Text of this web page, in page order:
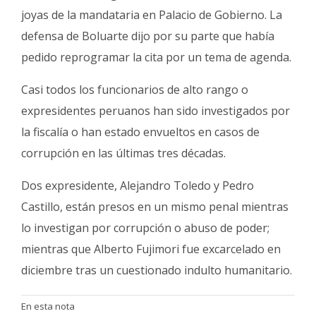
joyas de la mandataria en Palacio de Gobierno. La
defensa de Boluarte dijo por su parte que había
pedido reprogramar la cita por un tema de agenda.
Casi todos los funcionarios de alto rango o
expresidentes peruanos han sido investigados por
la fiscalía o han estado envueltos en casos de
corrupción en las últimas tres décadas.
Dos expresidente, Alejandro Toledo y Pedro
Castillo, están presos en un mismo penal mientras
lo investigan por corrupción o abuso de poder;
mientras que Alberto Fujimori fue excarcelado en
diciembre tras un cuestionado indulto humanitario.
En esta nota